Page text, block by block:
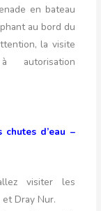
en bateau
au bord du
la visite
d’eau –
visiter les
Dray Nur.